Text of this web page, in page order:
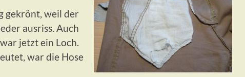
gekrönt, weil der
ausriss. Auch
jetzt ein Loch.
war die Hose